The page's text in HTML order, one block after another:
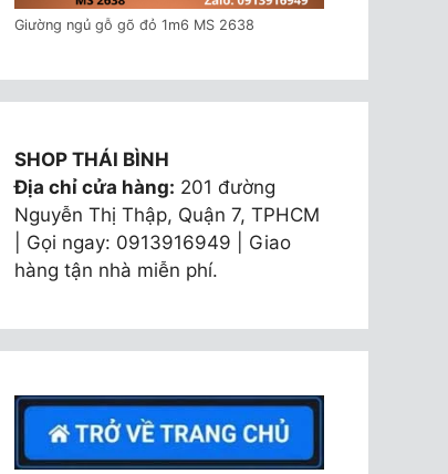
Giường ngủ gỗ gõ đỏ 1m6 MS 2638
SHOP THÁI BÌNH
Địa chỉ cửa hàng: 201 đường
Nguyễn Thị Thập, Quận 7, TPHCM
| Gọi ngay: 0913916949 | Giao
hàng tận nhà miễn phí.